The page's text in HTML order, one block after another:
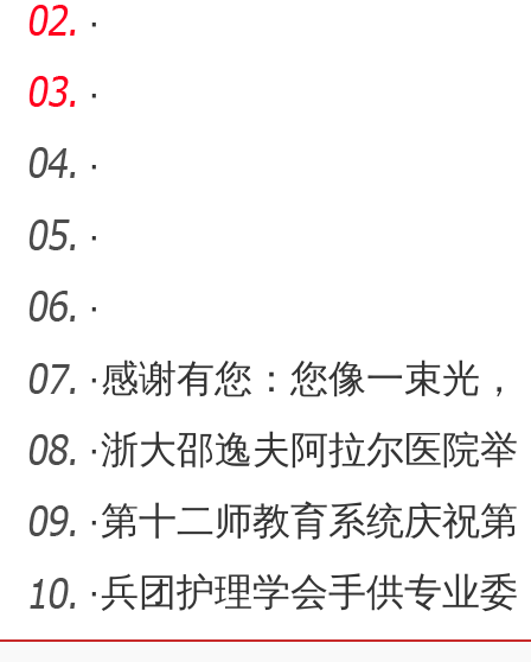
人 ”时代
·
·
·
·
·
·感谢有您：您像一束光，
照亮我们从医之路
·浙大邵逸夫阿拉尔医院举
办教师节表彰大会
·第十二师教育系统庆祝第
40个教师节大会召开
·兵团护理学会手供专业委